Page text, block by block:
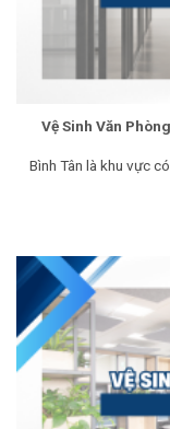
Vệ Sinh Văn
Bình Tân là khu vực